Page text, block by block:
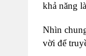
khả năng
Nhìn
vời để